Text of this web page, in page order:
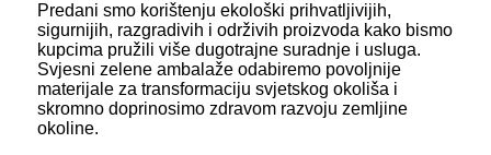
Predani smo korištenju ekološki prihvatljivijih,
sigurnijih, razgradivih i održivih proizvoda kako bismo
kupcima pružili više dugotrajne suradnje i usluga.
Svjesni zelene ambalaže odabiremo povoljnije
materijale za transformaciju svjetskog okoliša i
skromno doprinosimo zdravom razvoju zemljine
okoline.